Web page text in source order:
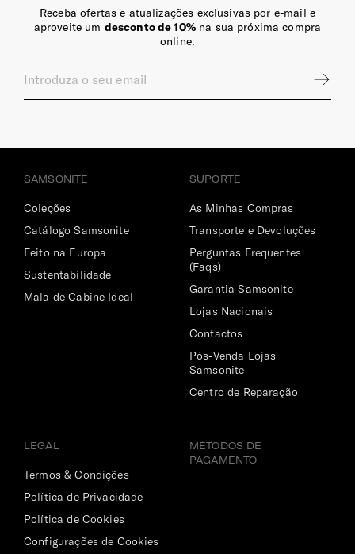
Sistema Packfix™: bolsa de arrumação removível,
ajustável em altura e lavável à mão. Fácil de transportar.
Receba ofertas e atualizações exclusivas por e-mail e
aproveite um desconto de 10%na sua próxima compra
online.
SAMSONITE
Coleções
Catálogo Samsonite
Feito na Europa
Sustentabilidade
Mala de Cabine Ideal
SUPORTE
As Minhas Compras
Transporte e Devoluções
Perguntas Frequentes
(Faqs)
Garantia Samsonite
Lojas Nacionais
Contactos
Pós-Venda Lojas
Samsonite
Centro de Reparação
LEGAL
Termos & Condições
Política de Privacidade
Política de Cookies
Configurações de Cookies
MÉTODOS DE
PAGAMENTO